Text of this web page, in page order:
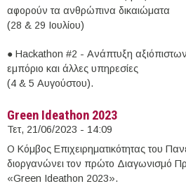
αφορούν τα ανθρώπινα δικαιώματα
(28 & 29 Ιουλίου)
● Hackathon #2 - Ανάπτυξη
εμπόριο και άλλες υπηρεσίες
(4 & 5 Αυγούστου).
Green Ideathon 2023
Τετ, 21/06/2023 - 14:09
O Κόμβος Επιχειρηματικότητας του
διοργανώνει τον πρώτο Διαγωνισμό
«Green Ideathon 2023».